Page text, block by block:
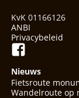
KvK 01166126
ANBI
Privacybeleid
Nieuws
Fietsroute
Wandelroute op